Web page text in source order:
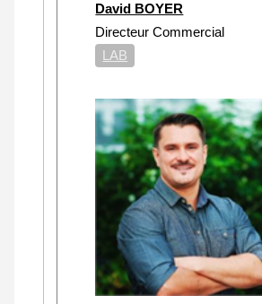
David BOYER
Directeur Commercial
LAB